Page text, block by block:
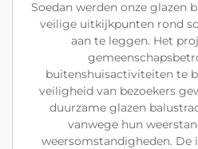
Soedan werden onze glazen
veilige uitkijkpunten rond
aan te leggen. Het
buitenshuisactiviteiten te
veiligheid van bezoekers
duurzame glazen
vanwege hun
weersomstandigheden. De